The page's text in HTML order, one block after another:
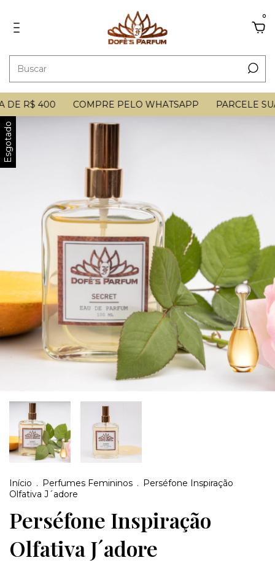
0
R$ 400 COMPRE PELO WHATSAPP PARCELE
Esgotado
Início . Perfumes Femininos . Perséfone Inspiração
Olfativa J´adore
Perséfone Inspiração
Olfativa J´adore